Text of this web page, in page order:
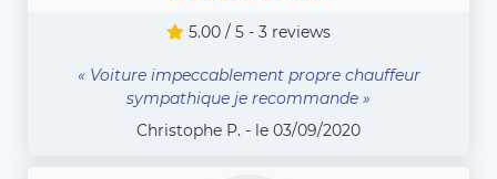
5.00 / 5 - 3 reviews
« Voiture impeccablement propre chauffeur
sympathique je recommande »
Christophe P. - le 03/09/2020